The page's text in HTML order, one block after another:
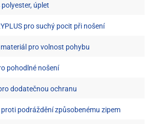
úplet
pro suchý pocit při nošení
pro volnost pohybu
pohodlné nošení
dodatečnou ochranu
podráždění způsobenému zipem